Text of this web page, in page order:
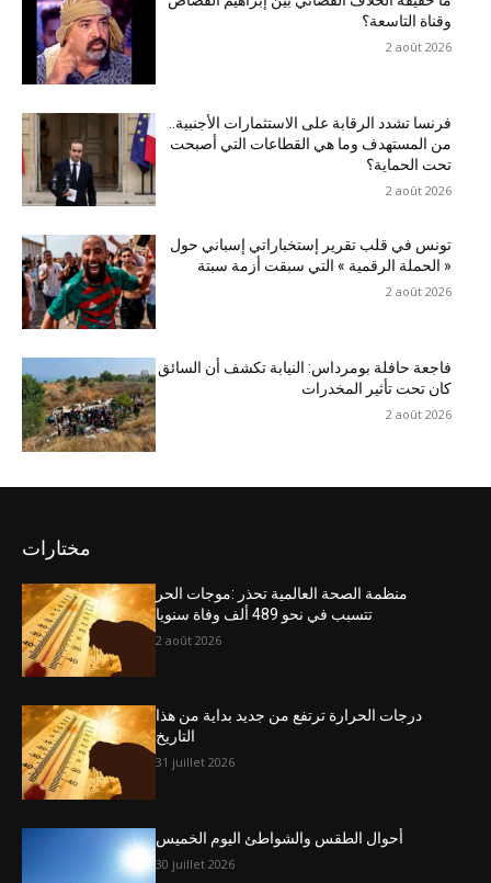
وقناة التاسعة؟
2 août 2026
فرنسا تشدد الرقابة على الاستثمارات الأجنبية..
من المستهدف وما هي القطاعات التي أصبحت
تحت الحماية؟
2 août 2026
تونس في قلب تقرير إستخباراتي إسباني حول
« الحملة الرقمية » التي سبقت أزمة سبتة
2 août 2026
فاجعة حافلة بومرداس: النيابة تكشف أن السائق
كان تحت تأثير المخدرات
2 août 2026
مختارات
منظمة الصحة العالمية تحذر :موجات الحر
تتسبب في نحو 489 ألف وفاة سنويا
2 août 2026
درجات الحرارة ترتفع من جديد بداية من هذا
التاريخ
31 juillet 2026
أحوال الطقس والشواطئ اليوم الخميس
30 juillet 2026